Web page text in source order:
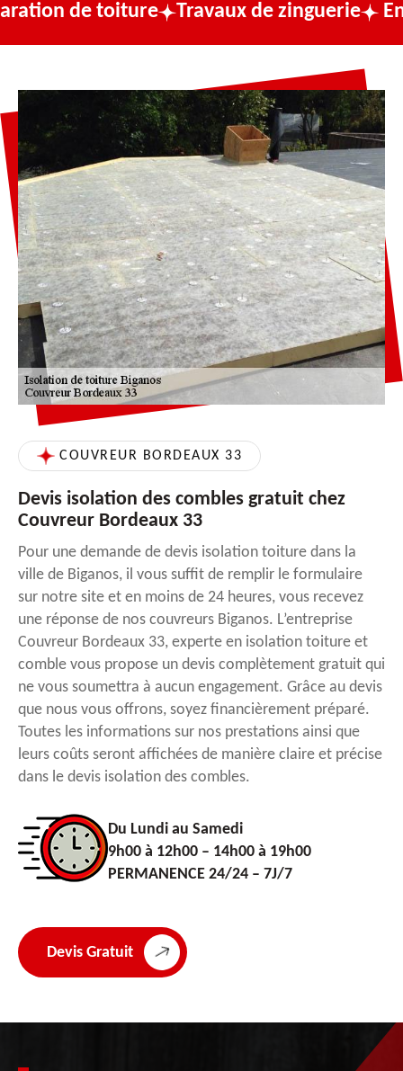
Travaux de zinguerie Entreprise
COUVREUR BORDEAUX 33
Devis isolation des combles gratuit chez
Couvreur Bordeaux 33
Pour une demande de devis isolation toiture dans la
ville de Biganos, il vous suffit de remplir le formulaire
sur notre site et en moins de 24 heures, vous recevez
une réponse de nos couvreurs Biganos. L’entreprise
Couvreur Bordeaux 33, experte en isolation toiture et
comble vous propose un devis complètement gratuit qui
ne vous soumettra à aucun engagement. Grâce au devis
que nous vous offrons, soyez financièrement préparé.
Toutes les informations sur nos prestations ainsi que
leurs coûts seront affichées de manière claire et précise
dans le devis isolation des combles.
Du Lundi au Samedi
9h00 à 12h00 – 14h00 à 19h00
PERMANENCE 24/24 – 7J/7
Devis Gratuit